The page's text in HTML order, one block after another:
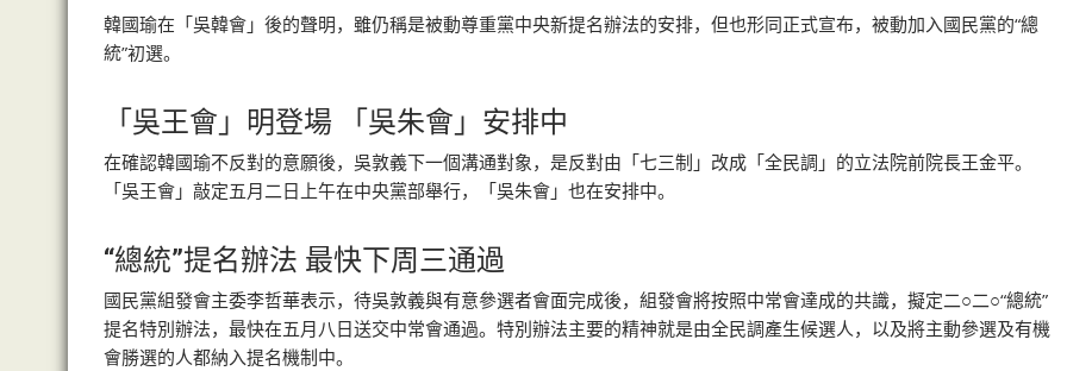
韓國瑜在「吳韓會」後的聲明，雖仍稱是被動尊重黨中央新提名辦法的安排，但也形同正式宣布，被動加入國民黨的“總
統”初選。
「吳王會」明登場 「吳朱會」安排中
在確認韓國瑜不反對的意願後，吳敦義下一個溝通對象，是反對由「七三制」改成「全民調」的立法院前院長王金平。
「吳王會」敲定五月二日上午在中央黨部舉行，「吳朱會」也在安排中。
“總統”提名辦法 最快下周三通過
國民黨組發會主委李哲華表示，待吳敦義與有意參選者會面完成後，組發會將按照中常會達成的共識，擬定二○二○“總統”
提名特別辦法，最快在五月八日送交中常會通過。特別辦法主要的精神就是由全民調產生候選人，以及將主動參選及有機
會勝選的人都納入提名機制中。